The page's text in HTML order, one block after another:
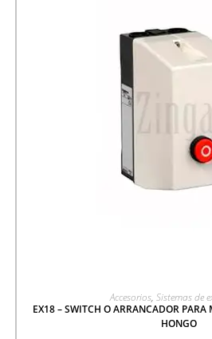
AGREGAR A
Accesorios, Sistemas de
EX18 – SWITCH O ARRANCADOR PARA
HONGO